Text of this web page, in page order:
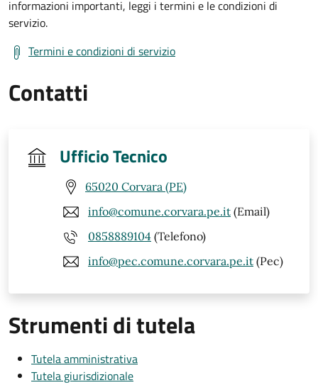
informazioni importanti, leggi i termini e le condizioni di
servizio.
Termini e condizioni di servizio
Contatti
Ufficio Tecnico
65020 Corvara (PE)
info@comune.corvara.pe.it (Email)
0858889104 (Telefono)
info@pec.comune.corvara.pe.it (Pec)
Strumenti di tutela
Tutela amministrativa
Tutela giurisdizionale